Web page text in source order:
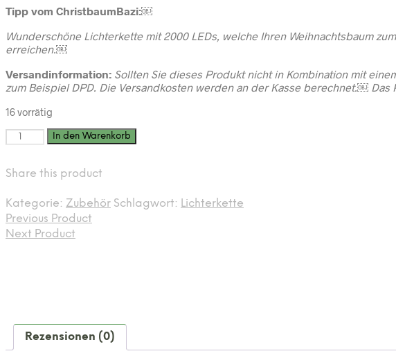
Tipp vom ChristbaumBazi:￼
Wunderschöne Lichterkette mit 2000 LEDs, welche Ihren Weihnachtsbaum
erreichen.￼
Versandinformation: Sollten Sie dieses Produkt nicht in Kombination mit
zum Beispiel DPD. Die Versandkosten werden an der Kasse berechnet.￼
16 vorrätig
LED
Lichterkette
Effekt
Funktionen
2000
LED‘s
450
In den Warenkorb
Share this product
Kategorie: Zubehör Schlagwort: Lichterkette
Previous Product
Next Product
Rezensionen (0)